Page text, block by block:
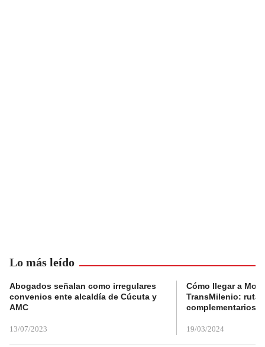
Lo más leído
Abogados señalan como irregulares
convenios ente alcaldía de Cúcuta y
AMC
13/07/2023
Cómo llegar a
TransMilenio:
complementarios
19/03/2024